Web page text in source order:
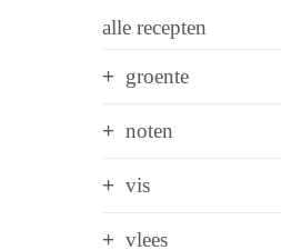
alle recepten
groente
noten
vis
vlees